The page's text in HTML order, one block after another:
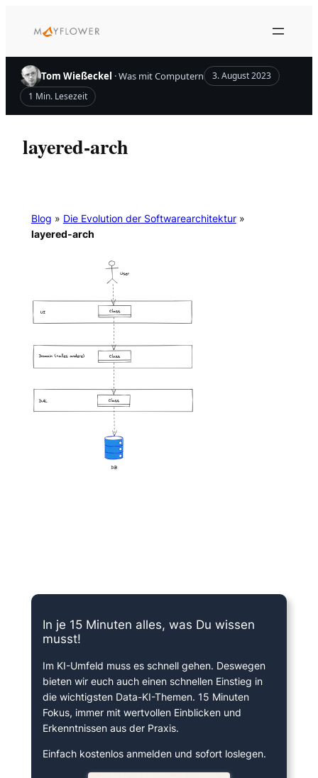
Inhalt
Tom Wießeckel · Was mit Computern
3. August 2023
1 Min. Lesezeit
layered-arch
Blog » Die Evolution der Softwarearchitektur»
layered-arch
In je 15 Minuten alles, was Du wissen
musst!
Im KI-Umfeld muss es schnell gehen. Deswegen
bieten wir euch auch einen schnellen Einstieg in
die wichtigsten Data-KI-Themen. 15 Minuten
Fokus, immer mit wertvollen Einblicken und
Erkenntnissen aus der Praxis.
Einfach kostenlos anmelden und sofort loslegen.